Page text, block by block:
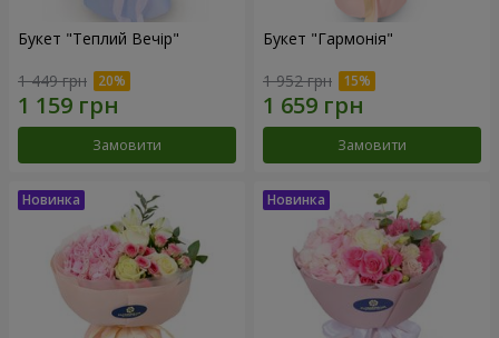
Букет "Теплий Вечір"
1 449 грн
Замовити
Букет "Гармонія"
1 952 грн
Замовити